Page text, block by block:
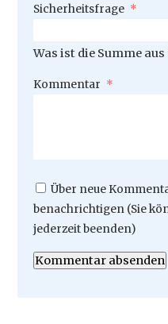
Pflichtfeld
Sicherheitsfrage *
Was ist die Summe aus
Pflichtfeld
Kommentar *
Über neue
benachrichtigen (Sie
jederzeit beenden)
Kommentar absenden